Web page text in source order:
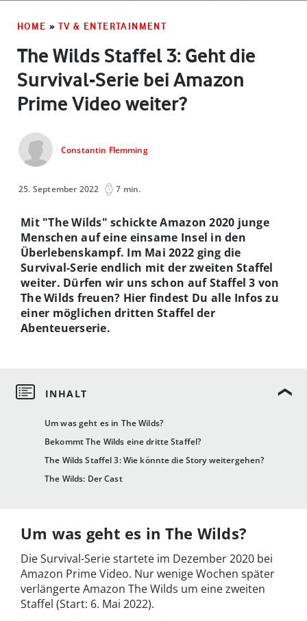
HOME » TV & ENTERTAINMENT
The Wilds Staffel 3: Geht die
Survival-Serie bei Amazon
Prime Video weiter?
Constantin Flemming
25. September 2022 7 min.
Um was geht es in The Wilds?
Bekommt The Wilds eine dritte Staffel?
The Wilds Staffel 3: Wie könnte die Story weitergehen?
The Wilds: Der Cast
Mit "The Wilds" schickte Amazon 2020 junge
Menschen auf eine einsame Insel in den
Überlebenskampf. Im Mai 2022 ging die
Survival-Serie endlich mit der zweiten Staffel
weiter. Dürfen wir uns schon auf Staffel 3 von
The Wilds freuen? Hier findest Du alle Infos zu
einer möglichen dritten Staffel der
Abenteuerserie.
Um was geht es in The Wilds?
Die Survival-Serie startete im Dezember 2020 bei
Amazon Prime Video. Nur wenige Wochen später
verlängerte Amazon The Wilds um eine zweiten
Staffel (Start: 6. Mai 2022).